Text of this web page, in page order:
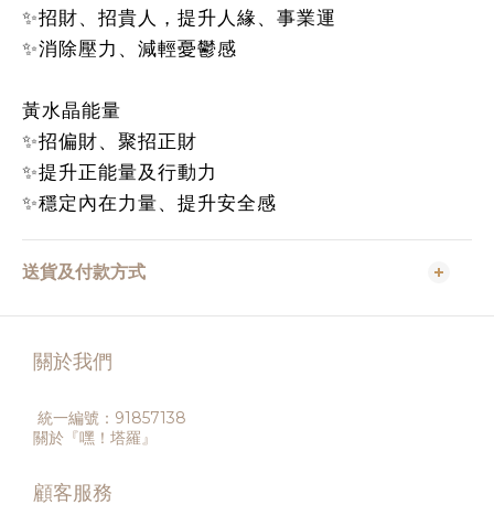
✨招財、招貴人，提升人緣、事業運
✨消除壓力、減輕憂鬱感
黃水晶能量
✨招偏財、聚招正財
✨提升正能量及行動力
✨穩定內在力量、提升安全感
送貨及付款方式
關於我們
統一編號：91857138
關於『嘿！塔羅』
顧客服務